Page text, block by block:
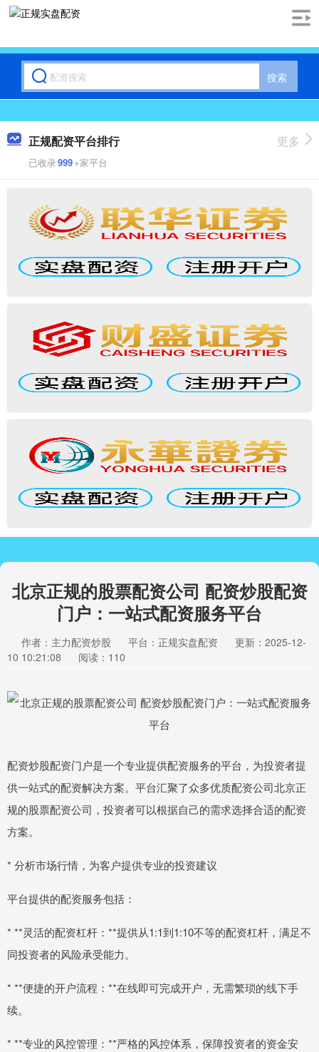
搜索
正规配资平台排行
已收录999+家平台
更多
北京正规的股票配资公司 配资炒股配资
门户：一站式配资服务平台
作者：主力配资炒股 平台：正规实盘配资
更新：2025-12-
10 10:21:08
阅读：110
配资炒股配资门户是一个专业提供配资服务的平台，为投资者提
供一站式的配资解决方案。平台汇聚了众多优质配资公司北京正
规的股票配资公司，投资者可以根据自己的需求选择合适的配资
方案。
* 分析市场行情，为客户提供专业的投资建议
平台提供的配资服务包括：
* **灵活的配资杠杆：**提供从1:1到1:10不等的配资杠杆，满足不
同投资者的风险承受能力。
* **便捷的开户流程：**在线即可完成开户，无需繁琐的线下手
续。
* **专业的风控管理：**严格的风控体系，保障投资者的资金安